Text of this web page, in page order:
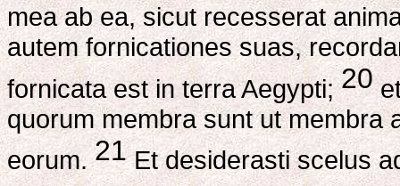
mea ab ea, sicut recesserat
autem fornicationes suas,
fornicata est in terra Aegypti;20
quorum membra sunt ut membra
eorum.21Et desiderasti scelus